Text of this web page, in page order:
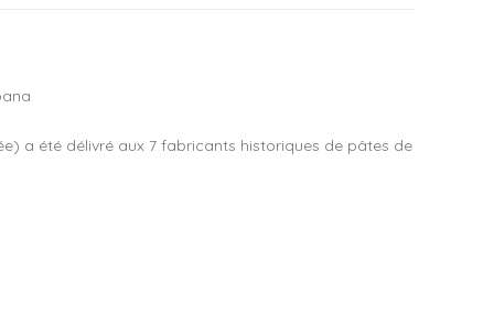
a été délivré aux 7 fabricants historiques de pâtes de